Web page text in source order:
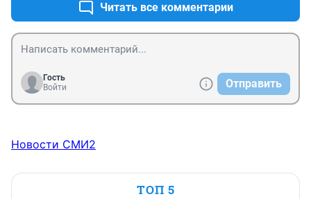
Читать все комментарии
Гость
Войти
Отправить
Новости СМИ2
ТОП 5